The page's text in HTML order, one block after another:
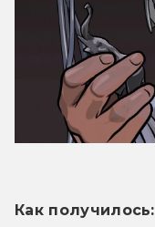
Как получилось: